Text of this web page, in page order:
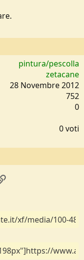
pintura/pescolla
zetacane
28 Novembre 2012
752
0
0
t
0 voti